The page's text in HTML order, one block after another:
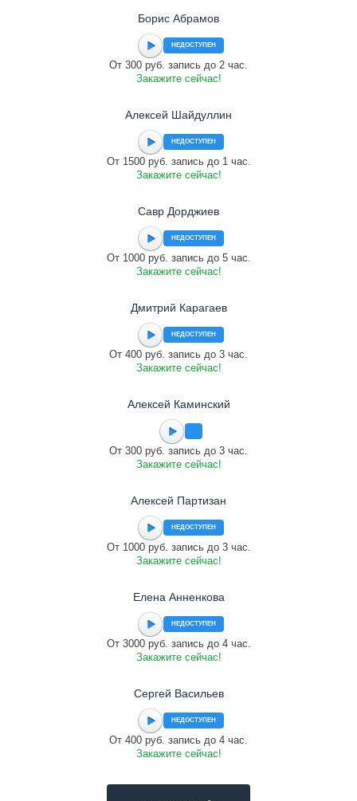
Борис Абрамов
НЕДОСТУПЕН
От 300 руб. запись до 2 час.
Закажите сейчас!
Алексей Шайдуллин
НЕДОСТУПЕН
От 1500 руб. запись до 1 час.
Закажите сейчас!
Савр Дорджиев
НЕДОСТУПЕН
От 1000 руб. запись до 5 час.
Закажите сейчас!
Дмитрий Карагаев
НЕДОСТУПЕН
От 400 руб. запись до 3 час.
Закажите сейчас!
Алексей Каминский
От 300 руб. запись до 3 час.
Закажите сейчас!
Алексей Партизан
НЕДОСТУПЕН
От 1000 руб. запись до 3 час.
Закажите сейчас!
Елена Анненкова
НЕДОСТУПЕН
От 3000 руб. запись до 4 час.
Закажите сейчас!
Сергей Васильев
НЕДОСТУПЕН
От 400 руб. запись до 4 час.
Закажите сейчас!